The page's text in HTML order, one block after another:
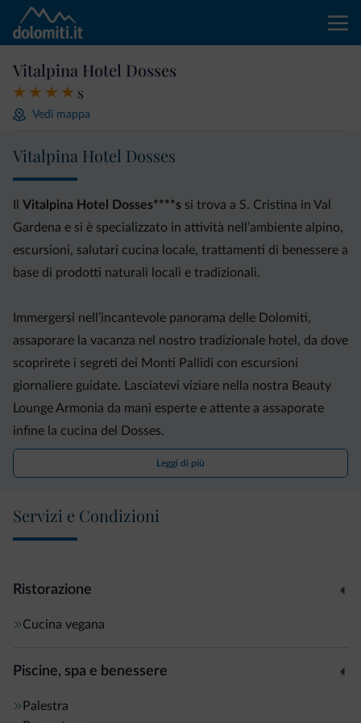
Vitalpina Hotel Dosses
s
Vedi mappa
Vitalpina Hotel Dosses
Vitalpina Hotel Dosses****s si trova a S. Cristina in Val
Gardena e si è specializzato in attività nell’ambiente alpino,
escursioni, salutari cucina locale, trattamenti di benessere a
base di prodotti naturali locali e tradizionali.
Immergersi nell’incantevole panorama delle Dolomiti,
assaporare la vacanza nel nostro tradizionale hotel, da dove
scoprirete i segreti dei Monti Pallidi con escursioni
giornaliere guidate. Lasciatevi viziare nella nostra Beauty
Lounge Armonia da mani esperte e attente a assaporate
infine la cucina del Dosses.
Proposte top Forma e Benessere
biosauna in maso contadino, grotta di ghiaccio e
idromassaggio Aurora
(30°C in estate, 32°C in inverno)
- Tutti i giorni fantastiche escursioni guidate
- Tutti i giorni programma bike professionale con la Scuola
Leggi di più
Servizi e Condizioni
Ristorazione
Cucina vegana
Piscine, spa e benessere
Palestra